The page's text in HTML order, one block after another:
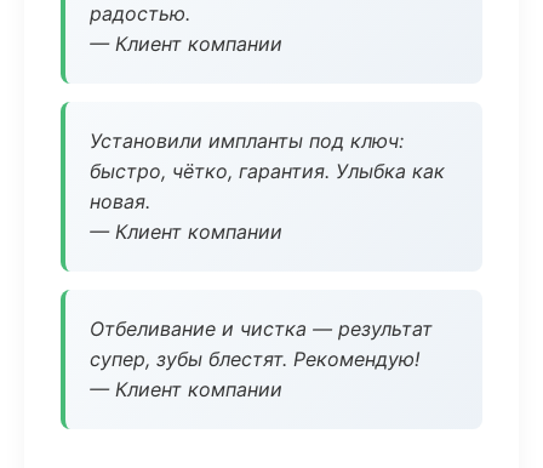
радостью.
— Клиент компании
Установили импланты под ключ:
быстро, чётко, гарантия. Улыбка как
новая.
— Клиент компании
Отбеливание и чистка — результат
супер, зубы блестят. Рекомендую!
— Клиент компании